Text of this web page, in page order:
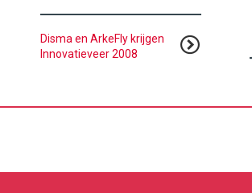
Disma en ArkeFly krijgen
Innovatieveer 2008